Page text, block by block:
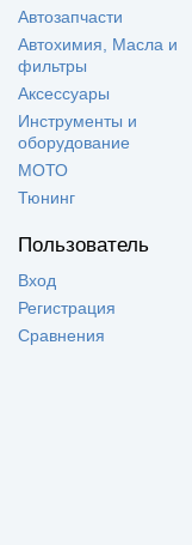
Автозапчасти
Автохимия, Масла и
фильтры
Аксессуары
Инструменты и
оборудование
МОТО
Тюнинг
Пользователь
Вход
Регистрация
Сравнения